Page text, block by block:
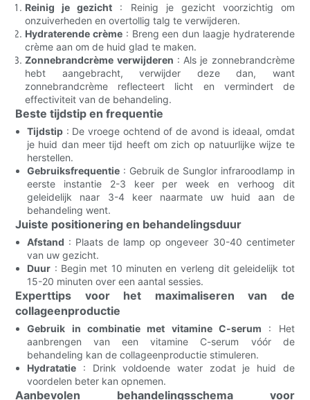
Reinig je gezicht : Reinig je gezicht voorzichtig om
onzuiverheden en overtollig talg te verwijderen.
Hydraterende crème : Breng een dun laagje hydraterende
crème aan om de huid glad te maken.
Zonnebrandcrème verwijderen : Als je zonnebrandcrème
hebt aangebracht, verwijder deze dan, want
zonnebrandcrème reflecteert licht en vermindert de
effectiviteit van de behandeling.
Beste tijdstip en frequentie
Tijdstip : De vroege ochtend of de avond is ideaal, omdat
je huid dan meer tijd heeft om zich op natuurlijke wijze te
herstellen.
Gebruiksfrequentie : Gebruik de Sunglor infraroodlamp in
eerste instantie 2-3 keer per week en verhoog dit
geleidelijk naar 3-4 keer naarmate uw huid aan de
behandeling went.
Juiste positionering en behandelingsduur
Afstand : Plaats de lamp op ongeveer 30-40 centimeter
van uw gezicht.
Duur : Begin met 10 minuten en verleng dit geleidelijk tot
15-20 minuten over een aantal sessies.
Experttips voor het maximaliseren van de
collageenproductie
Gebruik in combinatie met vitamine C-serum : Het
aanbrengen van een vitamine C-serum vóór de
behandeling kan de collageenproductie stimuleren.
Hydratatie : Drink voldoende water zodat je huid de
voordelen beter kan opnemen.
Aanbevolen behandelingsschema voor